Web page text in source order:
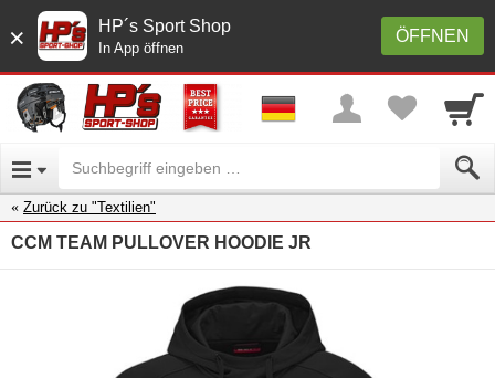
× ÖFFNEN
HP´s Sport Shop
In App öffnen
Zurück zu "Textilien"
CCM TEAM PULLOVER HOODIE JR